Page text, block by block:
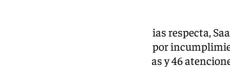
En lo que al balance de incidencias respecta,
registraron hasta 74 denuncias por
actuaciones de auxilio a personas y 46